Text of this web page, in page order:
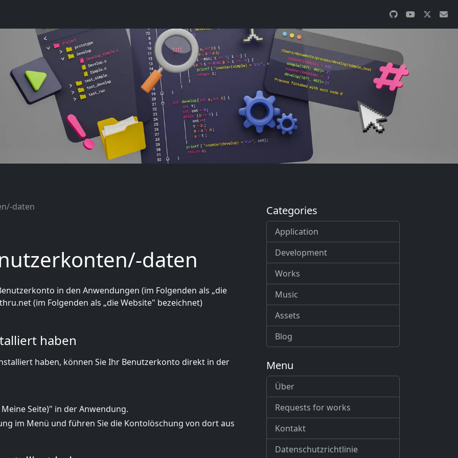
daten
daten
in den Anwendungen (im Folgenden als „die
(im Folgenden als „die Website" bezeichnet)
haben
haben, können Sie Ihr Benutzerkonto direkt in der
Seite)" in der Anwendung.
im Menü und führen Sie die Kontolöschung von dort aus
Categories
Application
Development
Works
Music
Assets
Blog
Menu
Über
Requests for works
Kontakt
Datenschutzrichtlinie